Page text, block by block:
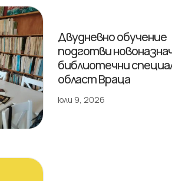
Двудневно обучение
подготви
библиотечни
област Враца
юли 9, 2026